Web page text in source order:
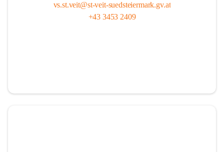
vs.st.veit@st-veit-suedsteiermark.gv.at
+43 3453 2409